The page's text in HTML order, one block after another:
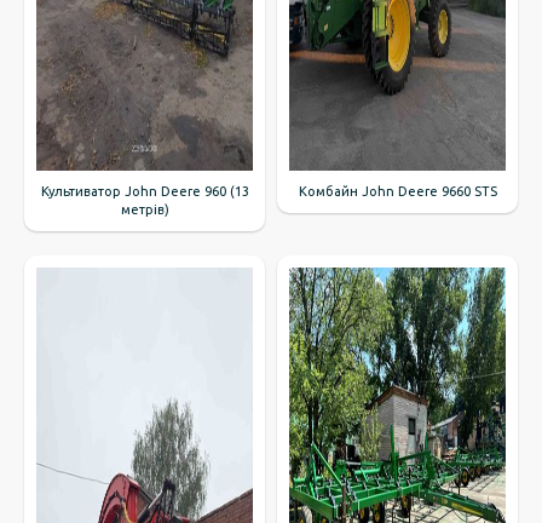
Культиватор John Deere 960 (13
метрів)
Комбайн John Deere 9660 STS